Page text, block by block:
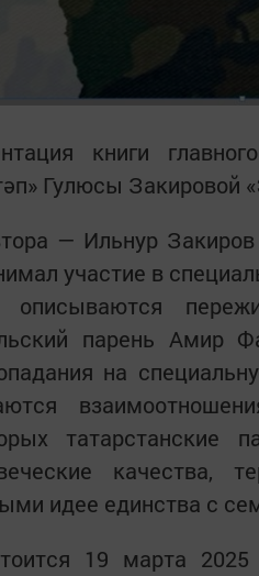
книги
Гулюсы Закировой
— Ильнур
участие в
описываются
парень Амир
на
татарстанские
качества,
идее единства с
19 марта